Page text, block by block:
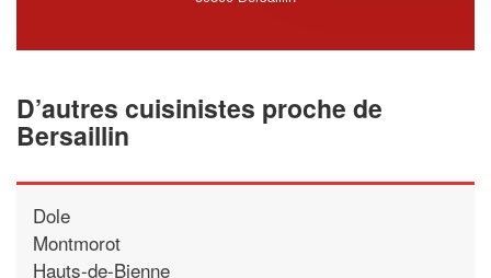
D’autres cuisinistes proche de
Bersaillin
Dole
Montmorot
Hauts-de-Bienne